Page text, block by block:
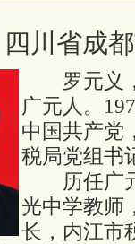
四川省成
罗元义，
广元人。
中国共产党
税局党组书
历任广元
光中学教师
长，内江市